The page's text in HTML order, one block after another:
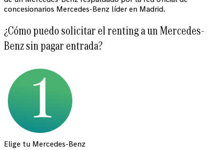
concesionarios Mercedes-Benz líder en Madrid.
¿Cómo puedo solicitar el renting a un Mercedes-
Benz sin pagar entrada?
Elige tu Mercedes-Benz